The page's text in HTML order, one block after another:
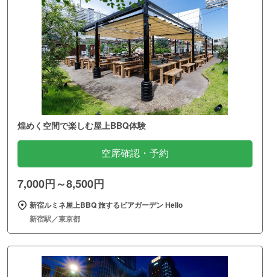
煌めく空間で楽しむ屋上BBQ体験
空席確認・予約
7,000円～8,500円
新宿ルミネ屋上BBQ 旅するビアガーデン Hello
新宿駅／東京都